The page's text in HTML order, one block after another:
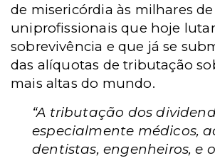
de misericórdia às milhares
uniprofissionais que hoje
sobrevivência e que já se
das alíquotas de tributação
mais altas do mundo.
“A tributação dos
especialmente médicos,
dentistas, engenheiros, e